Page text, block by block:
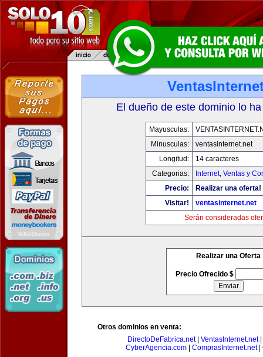
El dueño de este dominio lo
Mayusculas:
Minusculas:
ventasinternet.net
Longitud:
14 caracteres
Categorias:
Internet, Ventas y
Precio:
Realizar una oferta!
Visitar!
ventasinternet.net
Serán consideradas
Realizar una Oferta
Precio Ofrecido $
Otros dominios en venta:
DirectoDeFabrica.net| VentasInternet.net|
CyberAgencia.com| ComprasInternet.net|